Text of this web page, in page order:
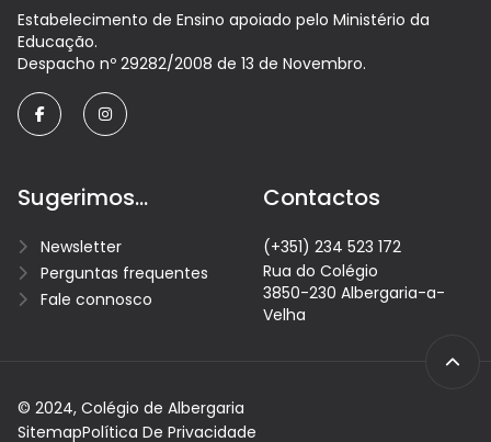
Estabelecimento de Ensino apoiado pelo Ministério da
Educação.
Despacho nº 29282/2008 de 13 de Novembro.
facebookinstagram
Sugerimos...
Newsletter
Perguntas frequentes
Fale connosco
Contactos
(+351) 234 523 172
Rua do Colégio
3850-230 Albergaria-a-
Velha
© 2024, Colégio de Albergaria
SitemapPolítica De Privacidade